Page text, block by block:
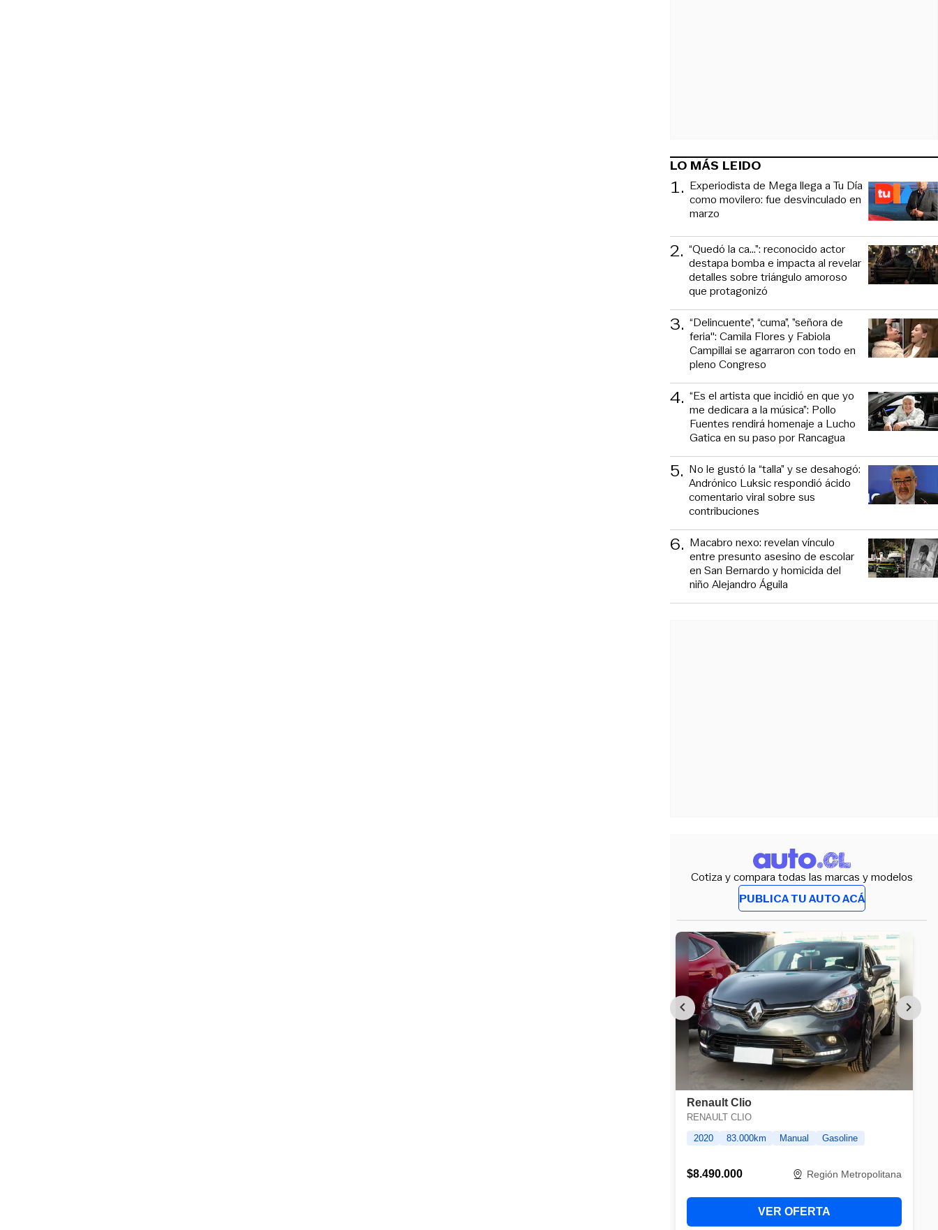
LO MÁS LEIDO
1. Experiodista de Mega llega a Tu Día
como movilero: fue desvinculado en
marzo
2. “Quedó la ca...”: reconocido actor
destapa bomba e impacta al revelar
detalles sobre triángulo amoroso
que protagonizó
3. “Delincuente”, “cuma”, ”señora de
feria": Camila Flores y Fabiola
Campillai se agarraron con todo en
pleno Congreso
4. “Es el artista que incidió en que yo
me dedicara a la música”: Pollo
Fuentes rendirá homenaje a Lucho
Gatica en su paso por Rancagua
5. No le gustó la “talla” y se desahogó:
Andrónico Luksic respondió ácido
comentario viral sobre sus
contribuciones
6. Macabro nexo: revelan vínculo
entre presunto asesino de escolar
en San Bernardo y homicida del
niño Alejandro Águila
Cotiza y compara todas las marcas y modelos
PUBLICA TU AUTO ACÁ